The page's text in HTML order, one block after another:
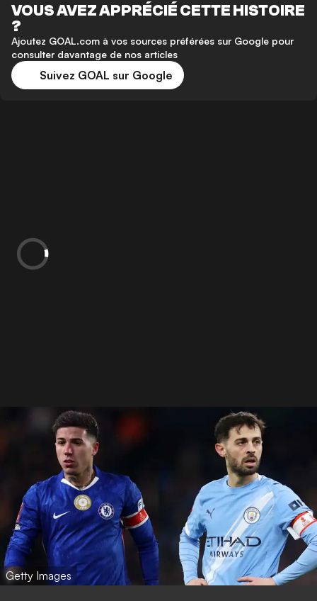
VOUS AVEZ APPRÉCIÉ CETTE HISTOIRE
?
Ajoutez GOAL.com à vos sources préférées sur Google pour
consulter davantage de nos articles
Suivez GOAL sur Google
Getty Images